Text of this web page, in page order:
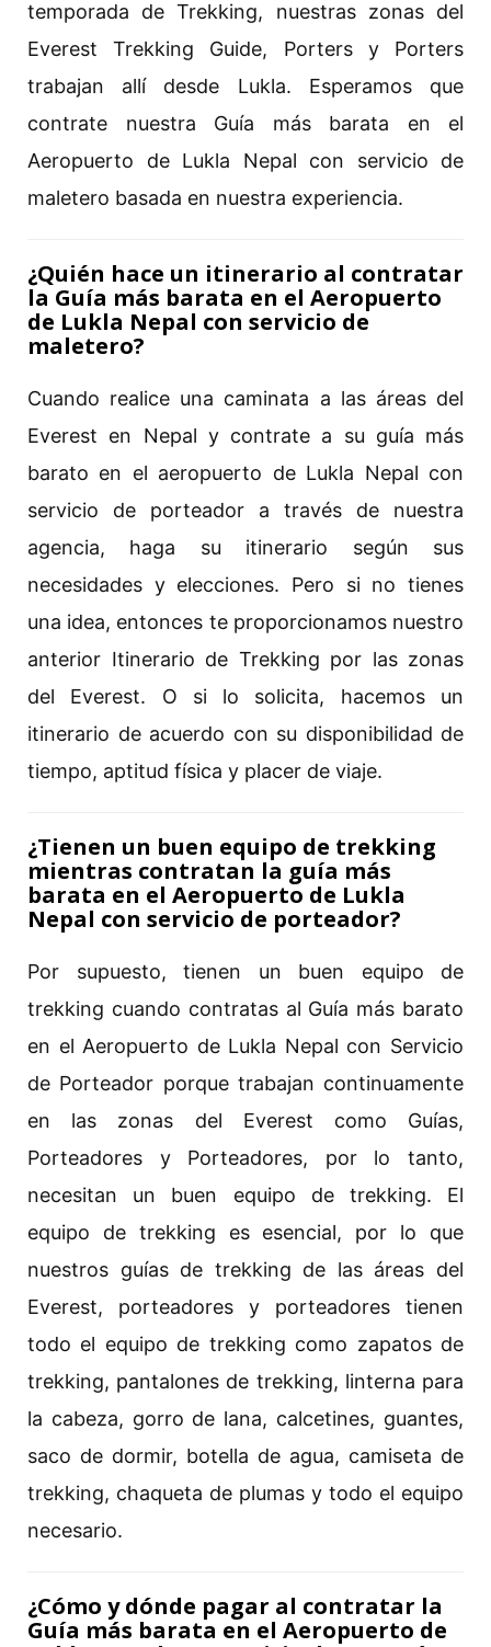
temporada de Trekking, nuestras zonas del
Everest Trekking Guide, Porters y Porters
trabajan allí desde Lukla. Esperamos que
contrate nuestra Guía más barata en el
Aeropuerto de Lukla Nepal con servicio de
maletero basada en nuestra experiencia.
¿Quién hace un itinerario al contratar
la Guía más barata en el Aeropuerto
de Lukla Nepal con servicio de
maletero?
Cuando realice una caminata a las áreas del
Everest en Nepal y contrate a su guía más
barato en el aeropuerto de Lukla Nepal con
servicio de porteador a través de nuestra
agencia, haga su itinerario según sus
necesidades y elecciones. Pero si no tienes
una idea, entonces te proporcionamos nuestro
anterior Itinerario de Trekking por las zonas
del Everest. O si lo solicita, hacemos un
itinerario de acuerdo con su disponibilidad de
tiempo, aptitud física y placer de viaje.
¿Tienen un buen equipo de trekking
mientras contratan la guía más
barata en el Aeropuerto de Lukla
Nepal con servicio de porteador?
Por supuesto, tienen un buen equipo de
trekking cuando contratas al Guía más barato
en el Aeropuerto de Lukla Nepal con Servicio
de Porteador porque trabajan continuamente
en las zonas del Everest como Guías,
Porteadores y Porteadores, por lo tanto,
necesitan un buen equipo de trekking. El
equipo de trekking es esencial, por lo que
nuestros guías de trekking de las áreas del
Everest, porteadores y porteadores tienen
todo el equipo de trekking como zapatos de
trekking, pantalones de trekking, linterna para
la cabeza, gorro de lana, calcetines, guantes,
saco de dormir, botella de agua, camiseta de
trekking, chaqueta de plumas y todo el equipo
necesario.
¿Cómo y dónde pagar al contratar la
Guía más barata en el Aeropuerto de